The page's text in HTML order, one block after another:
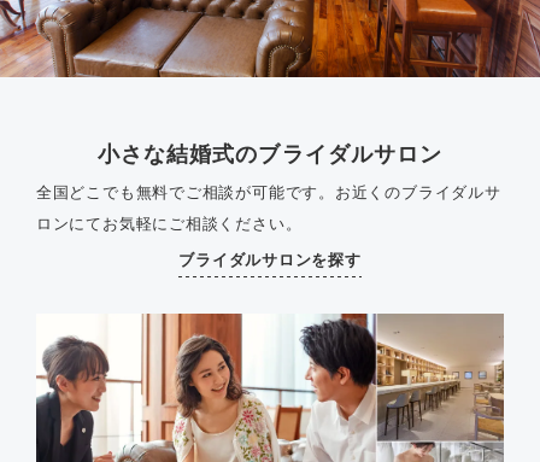
小さな結婚式のブライダルサロン
全国どこでも無料でご相談が可能です。 お近くのブライダルサ
ロンにてお気軽にご相談ください。
ブライダルサロンを探す